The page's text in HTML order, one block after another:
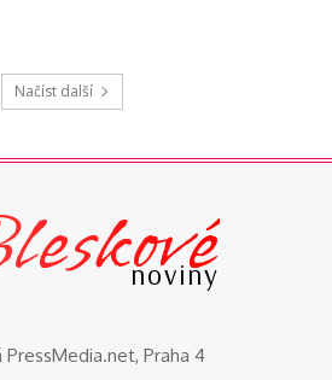
Načíst další
noviny
Praha 4